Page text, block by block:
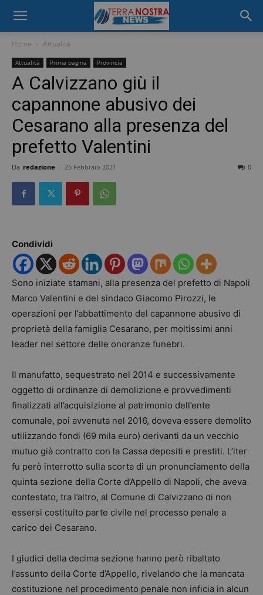
Home Attualità
Attualità Prima pagina Provincia
A Calvizzano giù il
capannone abusivo dei
Cesarano alla presenza del
prefetto Valentini
Da redazione - 25 Febbraio 2021 0
Condividi
Sono iniziate stamani, alla presenza del prefetto di Napoli
Marco Valentini e del sindaco Giacomo Pirozzi, le
operazioni per l’abbattimento del capannone abusivo di
proprietà della famiglia Cesarano, per moltissimi anni
leader nel settore delle onoranze funebri.
Il manufatto, sequestrato nel 2014 e successivamente
oggetto di ordinanze di demolizione e provvedimenti
finalizzati all’acquisizione al patrimonio dell’ente
comunale, poi avvenuta nel 2016, doveva essere demolito
utilizzando fondi (69 mila euro) derivanti da un vecchio
mutuo già contratto con la Cassa depositi e prestiti. L’iter
fu però interrotto sulla scorta di un pronunciamento della
quinta sezione della Corte d’Appello di Napoli, che aveva
contestato, tra l’altro, al Comune di Calvizzano di non
essersi costituito parte civile nel processo penale a
carico dei Cesarano.
I giudici della decima sezione hanno però ribaltato
l’assunto della Corte d’Appello, rivelando che la mancata
costituzione nel procedimento penale non inficia in alcun